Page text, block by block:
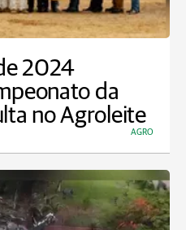
2024
da
no Agroleite
AGRO